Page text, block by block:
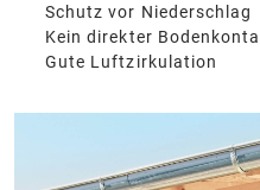
Schutz vor Niederschlag
Kein direkter
Gute Luftzirkulation